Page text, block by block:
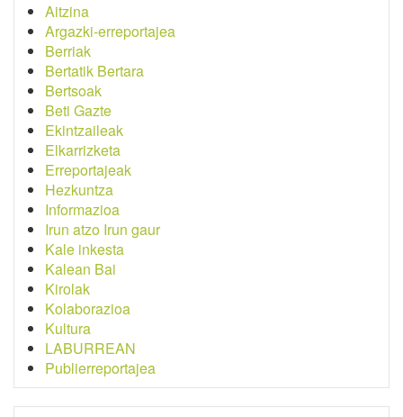
Aitzina
Argazki-erreportajea
Berriak
Bertatik Bertara
Bertsoak
Beti Gazte
Ekintzaileak
Elkarrizketa
Erreportajeak
Hezkuntza
Informazioa
Irun atzo Irun gaur
Kale inkesta
Kalean Bai
Kirolak
Kolaborazioa
Kultura
LABURREAN
Publierreportajea